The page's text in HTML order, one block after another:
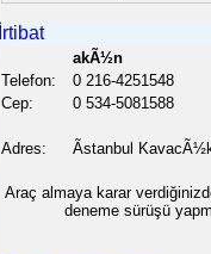
İrtibat
akÃ½n
Telefon:
0 216-4251548
Cep:
0 534-5081588
Adres: Ãstanbul
Araç almaya karar
deneme sürüşü